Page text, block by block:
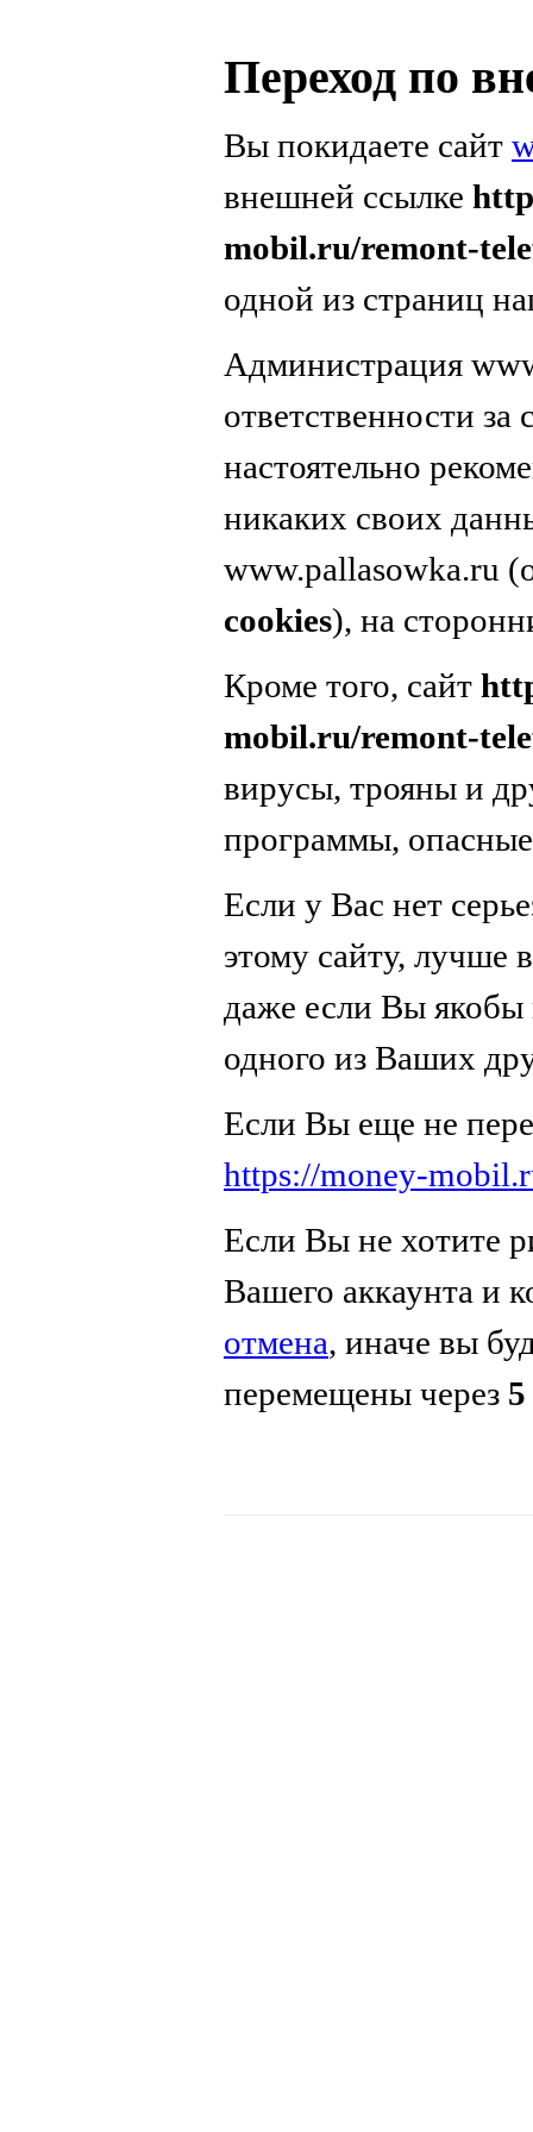
Переход по
Вы покидаете сайт
внешней ссылке
mobil.ru/remont-
одной из страниц
Администрация
ответственности
настоятельно
никаких своих
www.pallasowka.ru
cookies), на
Кроме того, сайт
mobil.ru/remont-
вирусы, трояны и
программы,
Если у Вас нет
этому сайту, лучше
даже если Вы якобы
одного из Ваших
Если Вы еще не
https://money-
Если Вы не хотите
Вашего аккаунта и
отмена, иначе вы
перемещены через